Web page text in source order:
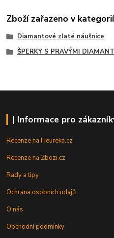
Zboží zařazeno v
Diamantové zlaté náušnice
ŠPERKY S PRAVÝMI
| Informace pro
Recenze na Heureka.cz
Recenze na Zbozi.cz
Rady a tipy
Ochrana osobních údajů
O nás
Obchodní podmínky